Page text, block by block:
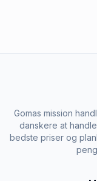
Gomas mission
danskere at
bedste priser og